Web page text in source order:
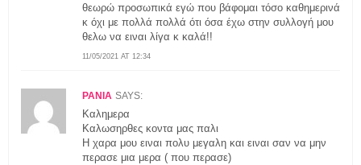
11/05/2021 AT 12:34
θεωρώ προσωπικά εγώ που βάφομαι τόσο καθημερινά
κ όχι με πολλά πολλά ότι όσα έχω στην συλλογή μου
θελω να ειναι λίγα κ καλά!!
ΡΑΝΙΑ SAYS:
Καλημερα
Καλωσηρθες κοντα μας παλι
Η χαρα μου ειναι πολυ μεγαλη και ειναι σαν να μην
περασε μια μερα ( που περασε)